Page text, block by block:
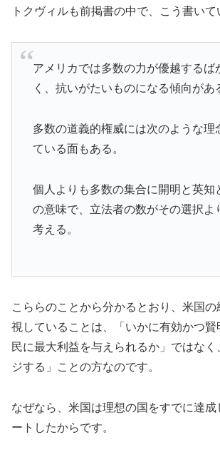
トクヴィルも前掲書の中で、こう書いて
アメリカでは多数の力が優越するば
く、抗いがたいものになる傾向があ
多数の道義的権威には次のような理
ている面もある。
個人よりも多数の集合に開明と英知
の意味で、立法者の数がその選択よ
考える。
こららのことから分かるとおり、米国
視していることは、「いかに有効かつ賢
民に最大利益を与えられるか」ではなく
ジする」ことの方なのです。
なぜなら、米国は理想の国をすでに達成
ートしたからです。